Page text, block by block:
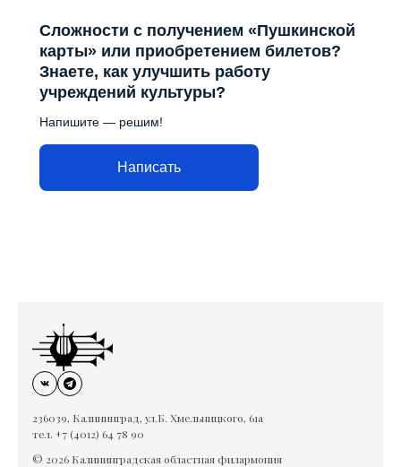
Сложности с получением «Пушкинской
карты» или приобретением билетов?
Знаете, как улучшить работу
учреждений культуры?
Напишите — решим!
Написать
236039, Калининград, ул.Б. Хмельницкого, 61а
тел. +7 (4012) 64 78 90
© 2026 Калининградская областная филармония